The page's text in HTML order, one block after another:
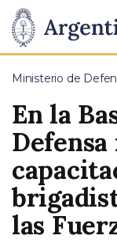
de
la
Nación
Pasar al
Ministerio de
En la
las